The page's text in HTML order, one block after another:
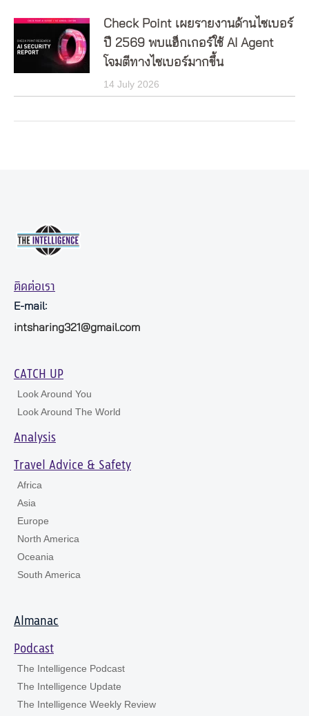
Check Point เผยรายงานด้านไซเบอร์
ปี 2569 พบแฮ็กเกอร์ใช้ AI Agent
โจมตีทางไซเบอร์มากขึ้น
14 July 2026
ติดต่อเรา
E-mail:
intsharing321@gmail.com
CATCH UP
Look Around You
Look Around The World
Analysis
Travel Advice & Safety
Africa
Asia
Europe
North America
Oceania
South America
Almanac
Podcast
The Intelligence Podcast
The Intelligence Update
The Intelligence Weekly Review